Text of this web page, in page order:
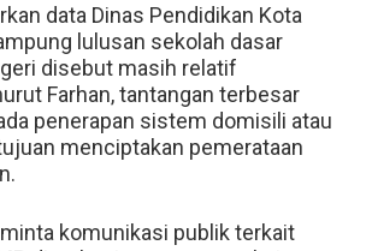
data Dinas Pendidikan Kota
lulusan sekolah dasar
disebut masih relatif
Farhan, tantangan terbesar
penerapan sistem domisili atau
menciptakan pemerataan
komunikasi publik terkait